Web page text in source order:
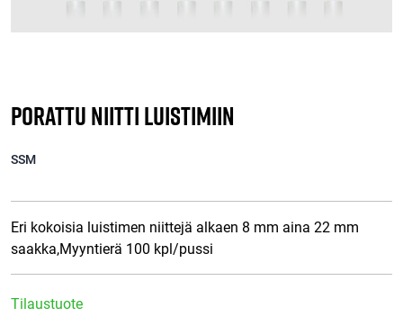
Porattu niitti luistimiin
SSM
Eri kokoisia luistimen niittejä alkaen 8 mm aina 22 mm
saakka,Myyntierä 100 kpl/pussi
Tilaustuote